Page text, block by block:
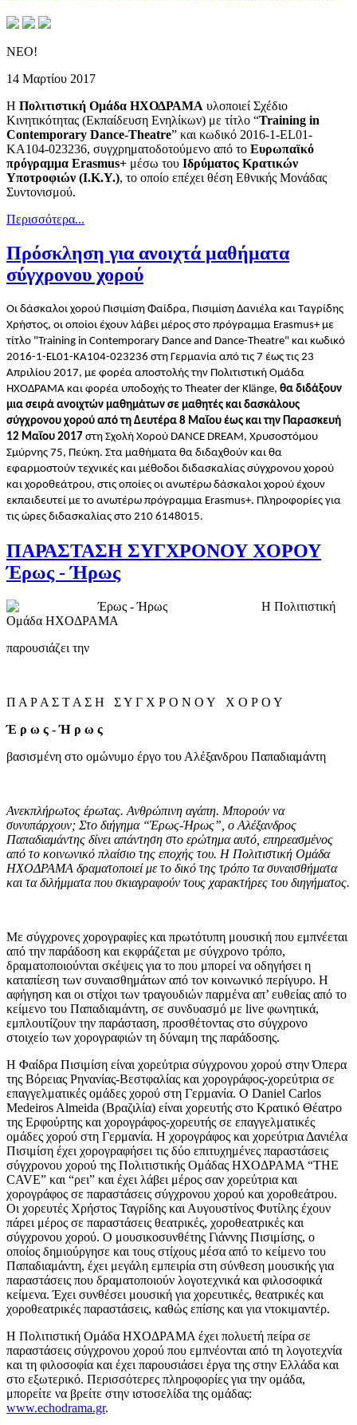
ΝΕΟ!
14 Μαρτίου 2017
Η Πολιτιστική Ομάδα ΗΧΟΔΡΑΜΑ υλοποιεί Σχέδιο
Κινητικότητας (Εκπαίδευση Ενηλίκων) με τίτλο “Training in
Contemporary Dance-Theatre” και κωδικό 2016-1-EL01-
KA104-023236, συγχρηματοδοτούμενο από το Ευρωπαϊκό
πρόγραμμα Erasmus+ μέσω του Ιδρύματος Κρατικών
Υποτροφιών (Ι.Κ.Υ.), το οποίο επέχει θέση Εθνικής Μονάδας
Συντονισμού.
Περισσότερα...
Πρόσκληση για ανοιχτά μαθήματα
σύγχρονου χορού
Οι δάσκαλοι χορού Πισιμίση Φαίδρα, Πισιμίση Δανιέλα και Ταγρίδης
Χρήστος, οι οποίοι έχουν λάβει μέρος στο πρόγραμμα Erasmus+ με
τίτλο "Training in Contemporary Dance and Dance-Theatre" και κωδικό
2016-1-EL01-ΚΑ104-023236 στη Γερμανία από τις 7 έως τις 23
Απριλίου 2017, με φορέα αποστολής την Πολιτιστική Ομάδα
ΗΧΟΔΡΑΜΑ και φορέα υποδοχής το Theater der Klänge, θα διδάξουν
μια σειρά ανοιχτών μαθημάτων σε μαθητές και δασκάλους
σύγχρονου χορού από τη Δευτέρα 8 Μαΐου έως και την Παρασκευή
12 Μαΐου 2017 στη Σχολή Χορού DANCE DREAM, Χρυσοστόμου
Σμύρνης 75, Πεύκη. Στα μαθήματα θα διδαχθούν και θα
εφαρμοστούν τεχνικές και μέθοδοι διδασκαλίας σύγχρονου χορού
και χοροθεάτρου, στις οποίες οι ανωτέρω δάσκαλοι χορού έχουν
εκπαιδευτεί με το ανωτέρω πρόγραμμα Erasmus+. Πληροφορίες για
τις ώρες διδασκαλίας στο 210 6148015.
ΠΑΡΑΣΤΑΣΗ ΣΥΓΧΡΟΝΟΥ ΧΟΡΟΥ
Έρως - Ήρως
Η Πολιτιστική
Ομάδα ΗΧΟΔΡΑΜΑ
παρουσιάζει την
Π Α Ρ Α Σ Τ Α Σ Η Σ Υ Γ Χ Ρ Ο Ν Ο Υ Χ Ο Ρ Ο Υ
Έ ρ ω ς - Ή ρ ω ς
βασισμένη στο ομώνυμο έργο του Αλέξανδρου Παπαδιαμάντη
Ανεκπλήρωτος έρωτας. Ανθρώπινη αγάπη. Μπορούν να
συνυπάρχουν; Στο διήγημα “Έρως-Ήρως” ο Αλέξανδρος
Παπαδιαμάντης δίνει απάντηση στο ερώτημα αυτό επηρεασμένος
από το κοινωνικό πλαίσιο της εποχής του. Η Πολιτιστική Ομάδα
ΗΧΟΔΡΑΜΑ δραματοποιεί με το δικό της τρόπο τα συναισθήματα
και τα διλήμματα που σκιαγραφούν τους χαρακτήρες του διηγήματος.
Με σύγχρονες χορογραφίες και πρωτότυπη μουσική που εμπνέεται
από την παράδοση και εκφράζεται με σύγχρονο τρόπο,
δραματοποιούνται σκέψεις για το που μπορεί να οδηγήσει η
καταπίεση των συναισθημάτων από τον κοινωνικό περίγυρο. Η
αφήγηση και οι στίχοι των τραγουδιών παρμένα απ’ ευθείας από το
κείμενο του Παπαδιαμάντη, σε συνδυασμό με live φωνητικά,
εμπλουτίζουν την παράσταση, προσθέτοντας στο σύγχρονο
στοιχείο των χορογραφιών τη δύναμη της παράδοσης.
H Φαίδρα Πισιμίση είναι χορεύτρια σύγχρονου χορού στην Όπερα
της Βόρειας Ρηνανίας-Βεστφαλίας και χορογράφος-χορεύτρια σε
επαγγελματικές ομάδες χορού στη Γερμανία. Ο Daniel Carlos
Medeiros Almeida (Βραζιλία) είναι χορευτής στο Κρατικό Θέατρο
της Ερφούρτης και χορογράφος-χορευτής σε επαγγελματικές
ομάδες χορού στη Γερμανία. Η χορογράφος και χορεύτρια Δανιέλα
Πισιμίση έχει χορογραφήσει τις δύο επιτυχημένες παραστάσεις
σύγχρονου χορού της Πολιτιστικής Ομάδας ΗΧΟΔΡΑΜΑ “THE
CAVE” και “ρει” και έχει λάβει μέρος σαν χορεύτρια και
χορογράφος σε παραστάσεις σύγχρονου χορού και χοροθεάτρου.
Οι χορευτές Χρήστος Ταγρίδης και Αυγουστίνος Φυτίλης έχουν
πάρει μέρος σε παραστάσεις θεατρικές, χοροθεατρικές και
σύγχρονου χορού. Ο μουσικοσυνθέτης Γιάννης Πισιμίσης, ο
οποίος δημιούργησε και τους στίχους μέσα από το κείμενο του
Παπαδιαμάντη, έχει μεγάλη εμπειρία στη σύνθεση μουσικής για
παραστάσεις που δραματοποιούν λογοτεχνικά και φιλοσοφικά
κείμενα. Έχει συνθέσει μουσική για χορευτικές, θεατρικές και
χοροθεατρικές παραστάσεις, καθώς επίσης και για ντοκιμαντέρ.
Η Πολιτιστική Ομάδα ΗΧΟΔΡΑΜΑ έχει πολυετή πείρα σε
παραστάσεις σύγχρονου χορού που εμπνέονται από τη λογοτεχνία
και τη φιλοσοφία και έχει παρουσιάσει έργα της στην Ελλάδα και
στο εξωτερικό. Περισσότερες πληροφορίες για την ομάδα,
μπορείτε να βρείτε στην ιστοσελίδα της ομάδας:
www.echodrama.gr.